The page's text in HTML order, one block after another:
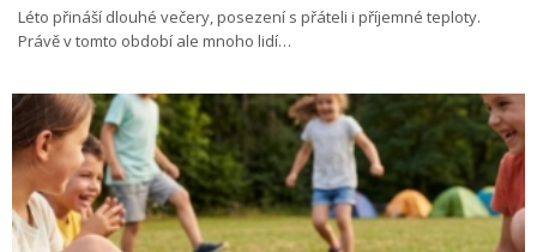
Léto přináší dlouhé večery, posezení s přáteli i příjemné teploty.
Právě v tomto období ale mnoho lidí…